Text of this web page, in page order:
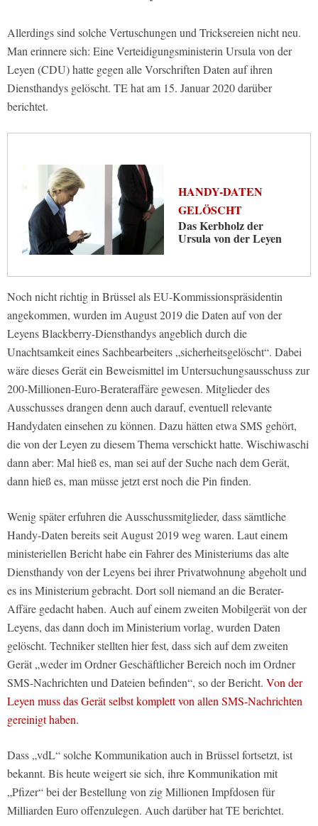
Allerdings sind solche Vertuschungen und Tricksereien nicht neu.
Man erinnere sich: Eine Verteidigungsministerin Ursula von der
Leyen (CDU) hatte gegen alle Vorschriften Daten auf ihren
Diensthandys gelöscht. TE hat am 15. Januar 2020 darüber
berichtet.
HANDY-DATEN
GELÖSCHT
Das Kerbholz der
Ursula von der Leyen
Noch nicht richtig in Brüssel als EU-Kommissionspräsidentin
angekommen, wurden im August 2019 die Daten auf von der
Leyens Blackberry-Diensthandys angeblich durch die
Unachtsamkeit eines Sachbearbeiters „sicherheitsgelöscht“. Dabei
wäre dieses Gerät ein Beweismittel im Untersuchungsausschuss zur
200-Millionen-Euro-Berateraffäre gewesen. Mitglieder des
Ausschusses drangen denn auch darauf, eventuell relevante
Handydaten einsehen zu können. Dazu hätten etwa SMS gehört,
die von der Leyen zu diesem Thema verschickt hatte. Wischiwaschi
dann aber: Mal hieß es, man sei auf der Suche nach dem Gerät,
dann hieß es, man müsse jetzt erst noch die Pin finden.
Wenig später erfuhren die Ausschussmitglieder, dass sämtliche
Handy-Daten bereits seit August 2019 weg waren. Laut einem
ministeriellen Bericht habe ein Fahrer des Ministeriums das alte
Diensthandy von der Leyens bei ihrer Privatwohnung abgeholt und
es ins Ministerium gebracht. Dort soll niemand an die Berater-
Affäre gedacht haben. Auch auf einem zweiten Mobilgerät von der
Leyens, das dann doch im Ministerium vorlag, wurden Daten
gelöscht. Techniker stellten hier fest, dass sich auf dem zweiten
Gerät „weder im Ordner Geschäftlicher Bereich noch im Ordner
SMS-Nachrichten und Dateien befinden“, so der Bericht. Von der
Leyen muss das Gerät selbst komplett von allen SMS-Nachrichten
gereinigt haben.
Dass „vdL“ solche Kommunikation auch in Brüssel fortsetzt, ist
bekannt. Bis heute weigert sie sich, ihre Kommunikation mit
„Pfizer“ bei der Bestellung von zig Millionen Impfdosen für
Milliarden Euro offenzulegen. Auch darüber hat TE berichtet.